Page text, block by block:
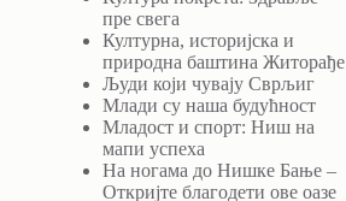
пре свега
Културна, историјска и
природна баштина Житорађе
Људи који чувају Сврљиг
Млади су наша будућност
Младост и спорт: Ниш на
мапи успеха
На ногама до Нишке Бање –
Откријте благодети ове оазе